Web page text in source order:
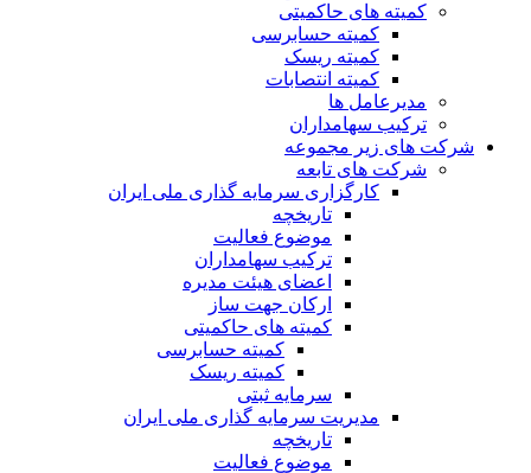
کمیته های حاکمیتی
کمیته حسابرسی
کمیته ریسک
کمیته انتصابات
مدیرعامل ها
ترکیب سهامداران
شرکت های زیر مجموعه
شرکت های تابعه
کارگزاری سرمایه گذاری ملی ایران
تاریخچه
موضوع فعالیت
ترکیب سهامداران
اعضای هیئت مدیره
ارکان جهت ساز
کمیته های حاکمیتی
کمیته حسابرسی
کمیته ریسک
سرمایه ثبتی
مدیریت سرمایه گذاری ملی ایران
تاریخچه
موضوع فعالیت